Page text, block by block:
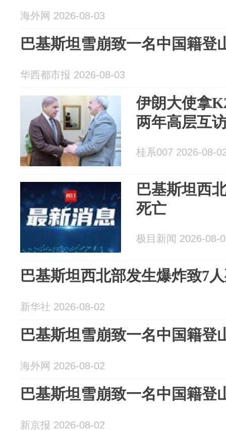
海外网 2026-08-03
巴基斯坦雪崩致一名中国籍登
华西都市报 2026-08-03
伊朗大使拿
两年高层互
桂系007 2026-08-
巴基斯坦西
死亡
极目新闻 2026-08-
巴基斯坦西北部发生爆炸致7
新华社 2026-08-02
巴基斯坦雪崩致一名中国籍登
海外网 2026-08-02
巴基斯坦雪崩致一名中国籍登
新京报 2026-08-02